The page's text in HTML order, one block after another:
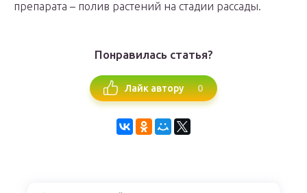
препарата – полив растений на стадии рассады.
Понравилась статья?
Лайк автору 0